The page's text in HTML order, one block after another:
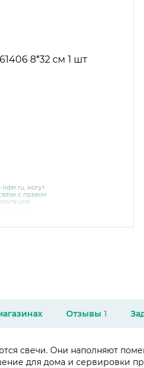
lider.ru, могут
с правом
Отзывы 1
свечи. Они наполняют
для дома и сервировки